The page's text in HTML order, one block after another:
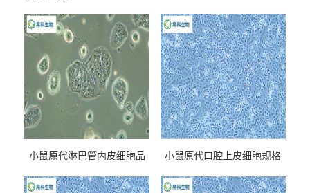
小鼠原代淋巴管内皮细胞品
小鼠原代口腔上皮细胞规格